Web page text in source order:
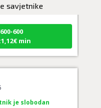
savjetnike
600
min